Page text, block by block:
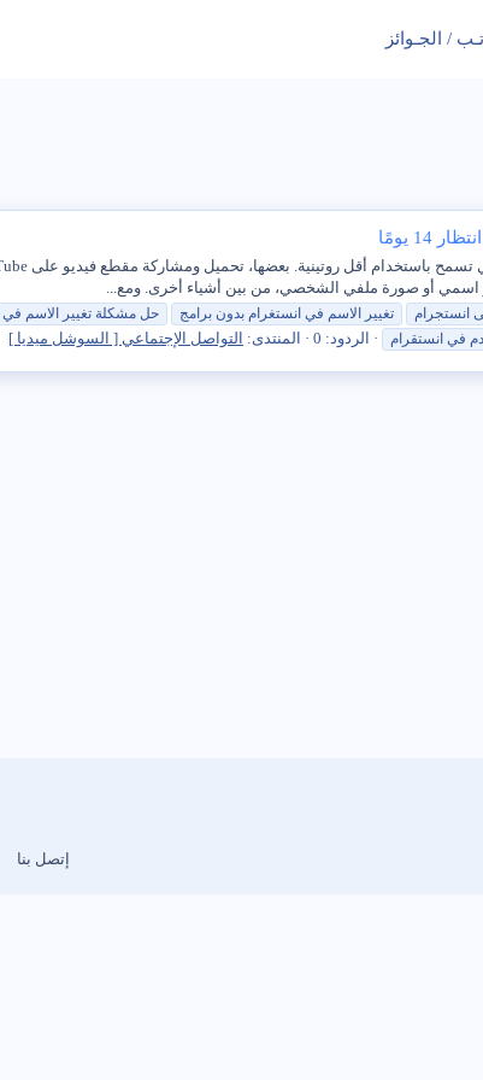
/ الجـوائز
انستجرام تغيير الاسم في انستغرام بدون برامج حل مشكلة تغيير الاسم في
في انستقرام الردود: 0 المنتدى: التواصل الإجتماعي [ السوشل ميديا ]
إتصل بنا